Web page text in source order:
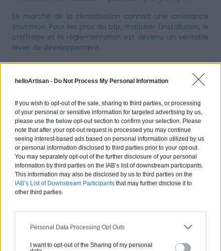
helloArtisan - Do Not Process My Personal Information
If you wish to opt-out of the sale, sharing to third parties, or processing
of your personal or sensitive information for targeted advertising by us,
please use the below opt-out section to confirm your selection. Please
note that after your opt-out request is processed you may continue
seeing interest-based ads based on personal information utilized by us
or personal information disclosed to third parties prior to your opt-out.
You may separately opt-out of the further disclosure of your personal
information by third parties on the IAB’s list of downstream participants.
This information may also be disclosed by us to third parties on the
IAB’s List of Downstream Participants that may further disclose it to
other third parties.
Personal Data Processing Opt Outs
I want to opt-out of the Sharing of my personal
Le marché de la climatisation connaît une croissance
soutenue. Pour les pros du btp, maîtriser l'installation, le
chiffrage et la réglementation est devenu un véritable
levier de développement.
Guide : quels marchés offrent le plus d’opportunités en
immobilier, relance de l’investissement public et